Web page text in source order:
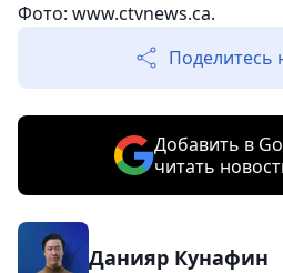
Фото: www.ctvnews.ca.
Поделитесь
Добавить в
читать
Данияр Кунафин